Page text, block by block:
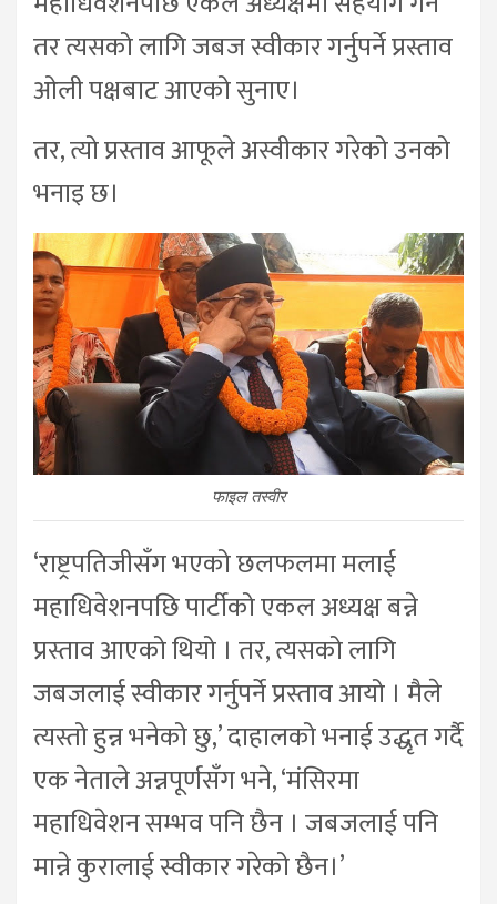
तर त्यसको लागि जबज स्वीकार गर्नुपर्ने प्रस्ताव
ओली पक्षबाट आएको सुनाए।
तर, त्यो प्रस्ताव आफूले अस्वीकार गरेको उनको
भनाइ छ।
फाइल तस्वीर
‘राष्ट्रपतिजीसँग भएको छलफलमा मलाई
महाधिवेशनपछि पार्टीको एकल अध्यक्ष बन्ने
प्रस्ताव आएको थियो । तर, त्यसको लागि
जबजलाई स्वीकार गर्नुपर्ने प्रस्ताव आयो । मैले
त्यस्तो हुन्न भनेको छु,’ दाहालको भनाई उद्धृत गर्दै
एक नेताले अन्नपूर्णसँग भने, ‘मंसिरमा
महाधिवेशन सम्भव पनि छैन । जबजलाई पनि
मान्ने कुरालाई स्वीकार गरेको छैन।’